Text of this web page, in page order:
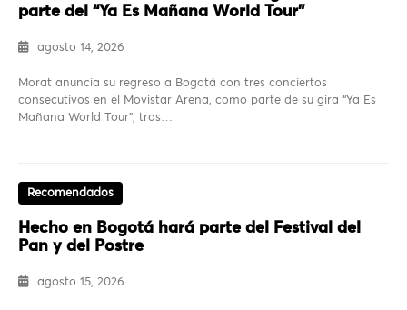
parte del “Ya Es Mañana World Tour”
agosto 14, 2026
Morat anuncia su regreso a Bogotá con tres conciertos
consecutivos en el Movistar Arena, como parte de su gira “Ya Es
Mañana World Tour”, tras…
Recomendados
Hecho en Bogotá hará parte del Festival del
Pan y del Postre
agosto 15, 2026